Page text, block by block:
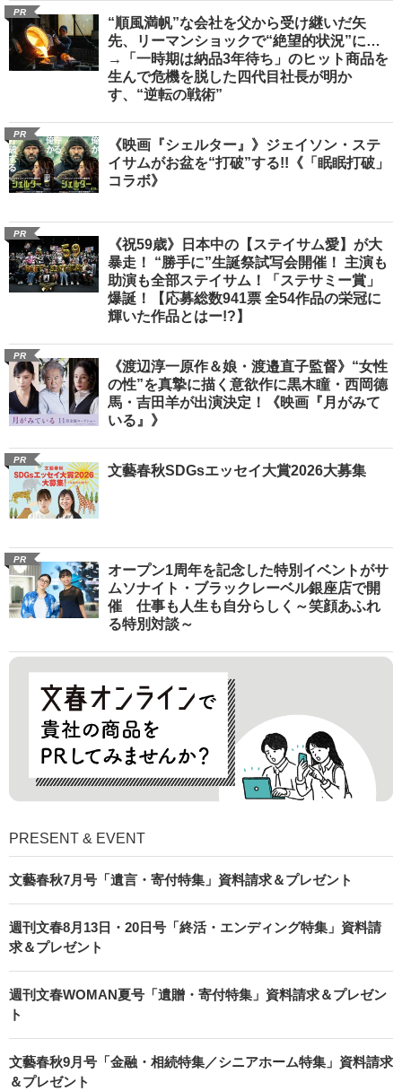
PR
“順風満帆”な会社を父から受け継いだ矢
先、リーマンショックで“絶望的状況”に…
→「一時期は納品3年待ち」のヒット商品を
生んで危機を脱した四代目社長が明か
す、“逆転の戦術”
PR
《映画『シェルター』》ジェイソン・ステ
イサムがお盆を“打破”する!!《「眠眠打破」
コラボ》
PR
《祝59歳》日本中の【ステイサム愛】が大
暴走！ “勝手に”生誕祭試写会開催！ 主演も
助演も全部ステイサム！「ステサミー賞」
爆誕！【応募総数941票 全54作品の栄冠に
輝いた作品とはー!?】
PR
《渡辺淳一原作＆娘・渡邉直子監督》“女性
の性”を真摯に描く意欲作に黒木瞳・西岡德
馬・吉田羊が出演決定！《映画『月がみて
いる』》
PR
文藝春秋SDGsエッセイ大賞2026大募集
PR
オープン1周年を記念した特別イベントがサ
ムソナイト・ブラックレーベル銀座店で開
催 仕事も人生も自分らしく～笑顔あふれ
る特別対談～
PRESENT & EVENT
文藝春秋7月号「遺言・寄付特集」資料請求＆プレゼント
週刊文春8月13日・20日号「終活・エンディング特集」資料請
求＆プレゼント
週刊文春WOMAN夏号「遺贈・寄付特集」資料請求＆プレゼン
ト
文藝春秋9月号「金融・相続特集／シニアホーム特集」資料請求
＆プレゼント